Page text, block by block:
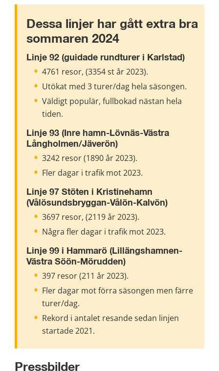
Dessa linjer har gått extra bra
sommaren 2024
Linje 92 (guidade rundturer i Karlstad)
4761 resor, (3354 st år 2023).
Utökat med 3 turer/dag hela säsongen.
Väldigt populär, fullbokad nästan hela
tiden.
Linje 93 (Inre hamn-Lövnäs-Västra
Långholmen/Jäverön)
3242 resor (1890 år 2023).
Fler dagar i trafik mot 2023.
Linje 97 Stöten i Kristinehamn
(Vålösundsbryggan-Vålön-Kalvön)
3697 resor, (2119 år 2023).
Några fler dagar i trafik mot 2023.
Linje 99 i Hammarö (Lillängshamnen-
Västra Söön-Mörudden)
397 resor (211 år 2023).
Fler dagar mot förra säsongen men färre
turer/dag.
Rekord i antalet resande sedan linjen
startade 2021.
Pressbilder